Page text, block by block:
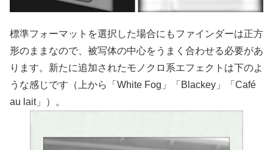
標準フォーマットを選択した場合にもファインダーは正方
形のままなので、被写体の中心をうまく合わせる必要があ
ります。新たに追加されたモノクロ系エフェクトは下のよ
うな感じです（上から「White Fog」「Blackey」「Café
au lait」）。